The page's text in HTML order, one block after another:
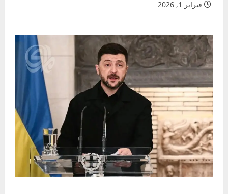
فبراير 1, 2026